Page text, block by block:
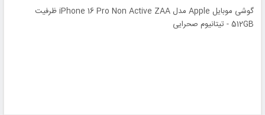
گوشی موبایل Apple مدل iPhone 16 Pro Non Active ZAA ظرفیت
512GB - تیتانیوم صحرایی